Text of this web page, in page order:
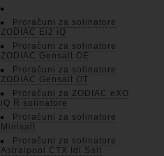
Proračuni za solinatore
ZODIAC Ei2 iQ
Proračuni za solinatore
ZODIAC Gensalt OE
Proračuni za solinatore
ZODIAC Gensalt OT
Proračuni za ZODIAC eXO
iQ R solinatore
Proračuni za solinatore
Minisalt
Proračuni za solinatore
Astralpool CTX Idi Salt